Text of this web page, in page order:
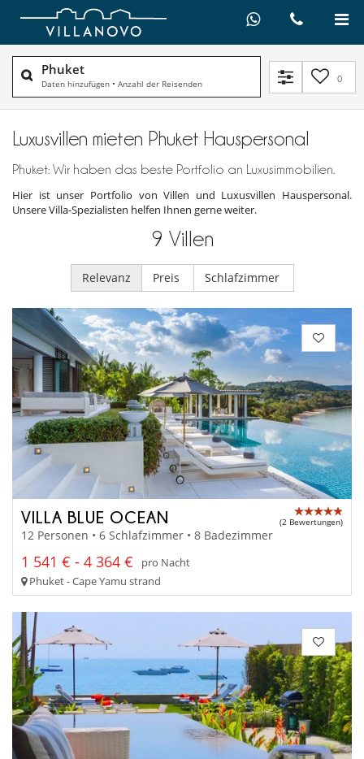
Phuket
Daten hinzufügen • Anzahl der Reisenden 0
Luxusvillen mieten Phuket Hauspersonal
Phuket: Wir haben das beste Portfolio an Luxusimmobilien.
Hier ist unser Portfolio von Villen und Luxusvillen Hauspersonal.
Unsere Villa-Spezialisten helfen Ihnen gerne weiter.
9 Villen
Relevanz Preis Schlafzimmer
VILLA BLUE OCEAN (2 Bewertungen)
12 Personen • 6 Schlafzimmer • 8 Badezimmer
1 541 € - 4 364 €
pro Nacht
Phuket - Cape Yamu strand